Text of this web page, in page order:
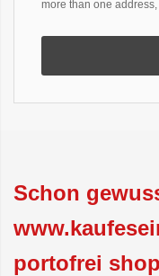
more than one
Schon
portofrei